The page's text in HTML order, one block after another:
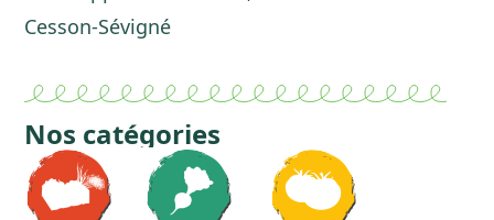
Cesson-Sévigné
Nos catégories